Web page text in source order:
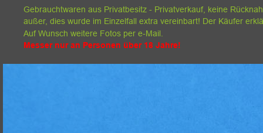
Gebrauchtwaren aus Privatbesitz - Privatverkauf, keine
außer, dies wurde im Einzelfall extra vereinbart! Der Käufer
Auf Wunsch weitere Fotos per e-Mail.
Messer nur an Personen über 18 Jahre!